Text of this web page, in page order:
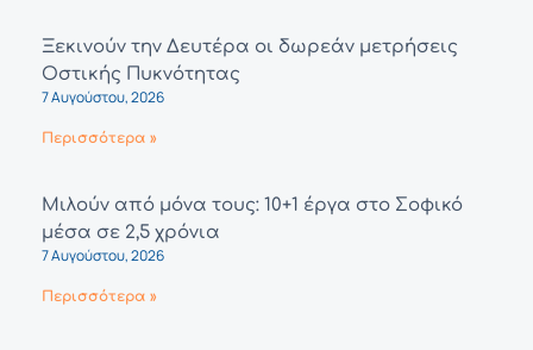
Ξεκινούν την Δευτέρα οι δωρεάν μετρήσεις
Οστικής Πυκνότητας
7 Αυγούστου, 2026
Περισσότερα »
Μιλούν από μόνα τους: 10+1 έργα στο Σοφικό
μέσα σε 2,5 χρόνια
7 Αυγούστου, 2026
Περισσότερα »